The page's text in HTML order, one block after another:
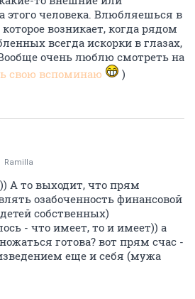
этого человека. Влюбляешься в
возникает, когда рядом
всегда искорки в глазах,
очень люблю смотреть на
свою вспоминаю )
Ramilla
А то выходит, что прям
озабоченность финансовой
собственных)
- что имеет, то и имеет)) а
готова? вот прям счас -
еще и себя (мужа